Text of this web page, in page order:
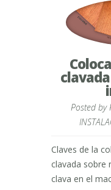
Posted by
Claves de la
clavada sobre
clava en el